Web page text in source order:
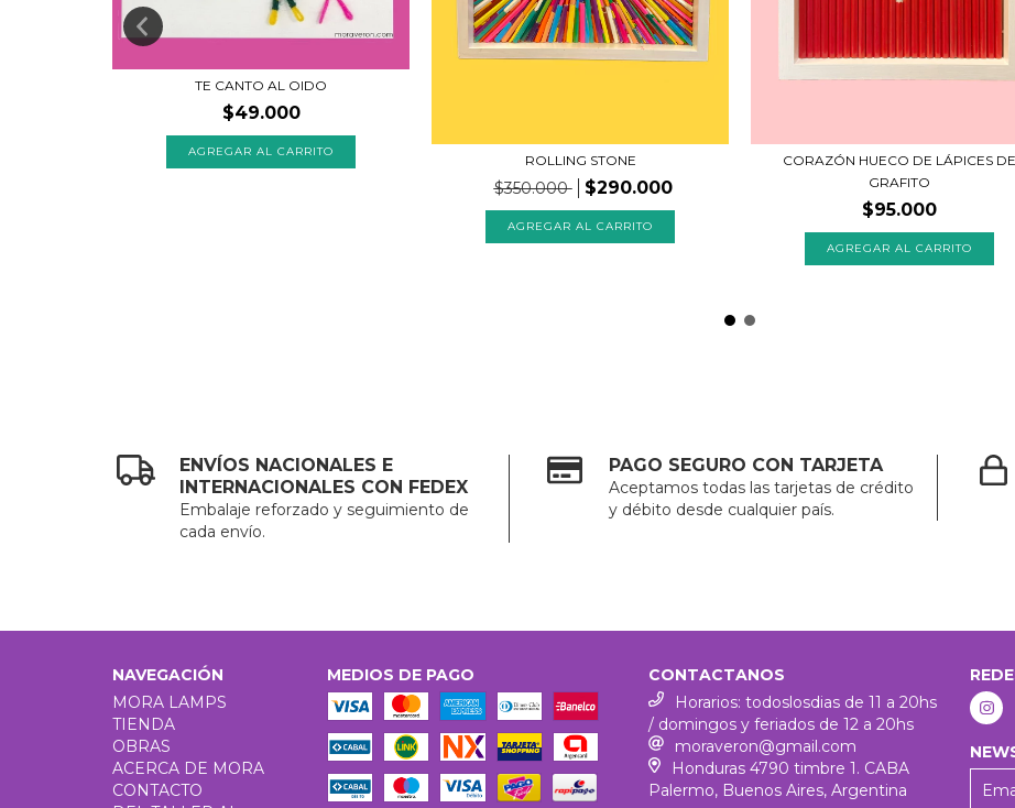
TE CANTO AL OIDO
$49.000
ROLLING STONE
$350.000 $290.000
CORAZÓN HUECO DE LÁPICES DE
GRAFITO
$95.000
ENVÍOS NACIONALES E
INTERNACIONALES CON FEDEX
Embalaje reforzado y seguimiento de
cada envío.
PAGO SEGURO CON TARJETA
Aceptamos todas las tarjetas de crédito
y débito desde cualquier país.
NAVEGACIÓN
MORA LAMPS
TIENDA
OBRAS
ACERCA DE MORA
CONTACTO
MEDIOS DE PAGO
CONTACTANOS
Horarios: todoslosdias de 11 a 20hs
/ domingos y feriados de 12 a 20hs
moraveron@gmail.com
Honduras 4790 timbre 1. CABA
Palermo, Buenos Aires, Argentina